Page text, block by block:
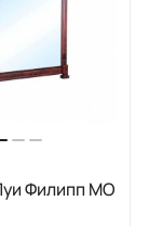
Филипп МО